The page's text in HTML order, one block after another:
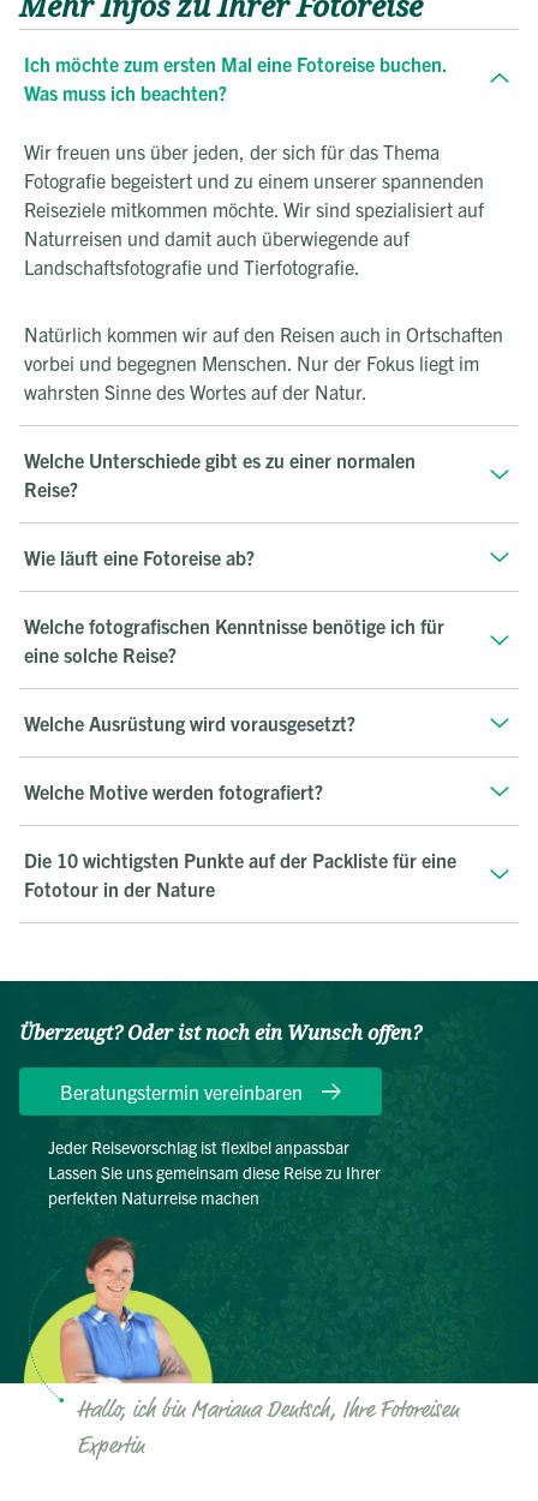
Ich möchte zum ersten Mal eine Fotoreise buchen.
Was muss ich beachten?
Wir freuen uns über jeden, der sich für das Thema
Fotografie begeistert und zu einem unserer spannenden
Reiseziele mitkommen möchte. Wir sind spezialisiert auf
Naturreisen und damit auch überwiegende auf
Landschaftsfotografie und Tierfotografie.
Natürlich kommen wir auf den Reisen auch in Ortschaften
vorbei und begegnen Menschen. Nur der Fokus liegt im
wahrsten Sinne des Wortes auf der Natur.
Welche Unterschiede gibt es zu einer normalen
Reise?
Wie läuft eine Fotoreise ab?
Welche fotografischen Kenntnisse benötige ich für
eine solche Reise?
Welche Ausrüstung wird vorausgesetzt?
Welche Motive werden fotografiert?
Die 10 wichtigsten Punkte auf der Packliste für eine
Fototour in der Nature
Überzeugt? Oder ist noch ein Wunsch offen?
Beratungstermin vereinbaren
Jeder Reisevorschlag ist flexibel anpassbar
Lassen Sie uns gemeinsam diese Reise zu Ihrer
perfekten Naturreise machen
Hallo, ich bin Mariana Dentsch, Ihre Fotoreisen
Expertin